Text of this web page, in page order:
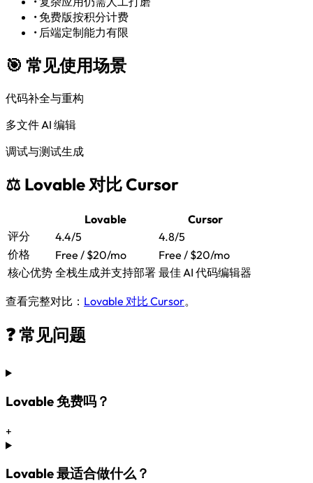
• 免费版按积分计费
• 后端定制能力有限
🎯 常见使用场景
代码补全与重构
多文件 AI 编辑
调试与测试生成
⚖️ Lovable 对比 Cursor
Lovable
Cursor
评分
4.4/5
4.8/5
价格
Free / $20/mo
Free / $20/mo
核心优势 全栈生成并支持部署 最佳 AI 代码编辑器
查看完整对比： Lovable 对比 Cursor。
❓ 常见问题
Lovable 免费吗？
+
Lovable 最适合做什么？